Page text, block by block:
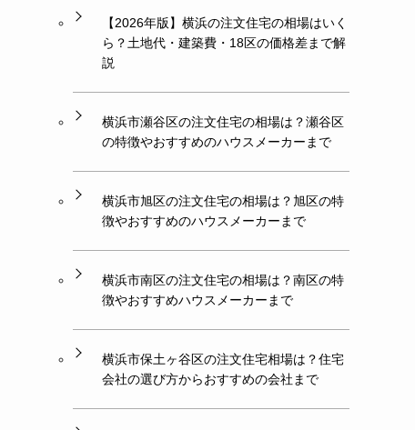
【2026年版】横浜の注文住宅の相場はいく
ら？土地代・建築費・18区の価格差まで解
説
横浜市瀬谷区の注文住宅の相場は？瀬谷区
の特徴やおすすめのハウスメーカーまで
横浜市旭区の注文住宅の相場は？旭区の特
徴やおすすめのハウスメーカーまで
横浜市南区の注文住宅の相場は？南区の特
徴やおすすめハウスメーカーまで
横浜市保土ヶ谷区の注文住宅相場は？住宅
会社の選び方からおすすめの会社まで